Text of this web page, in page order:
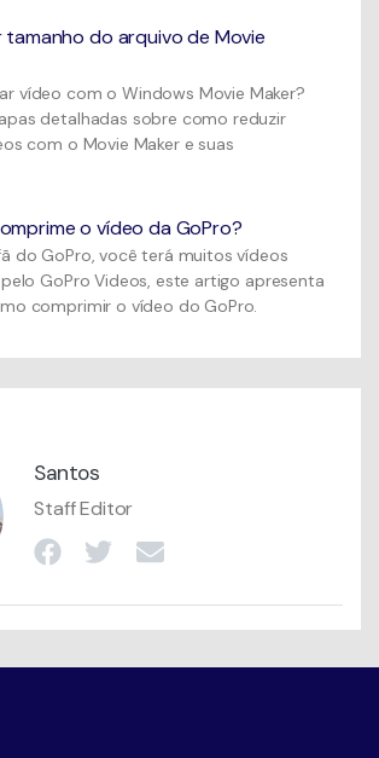
tamanho do arquivo de Movie
vídeo com o Windows Movie Maker?
detalhadas sobre como reduzir
com o Movie Maker e suas
o vídeo da GoPro?
do GoPro, você terá muitos vídeos
GoPro Videos, este artigo apresenta
comprimir o vídeo do GoPro.
Santos
Staff Editor